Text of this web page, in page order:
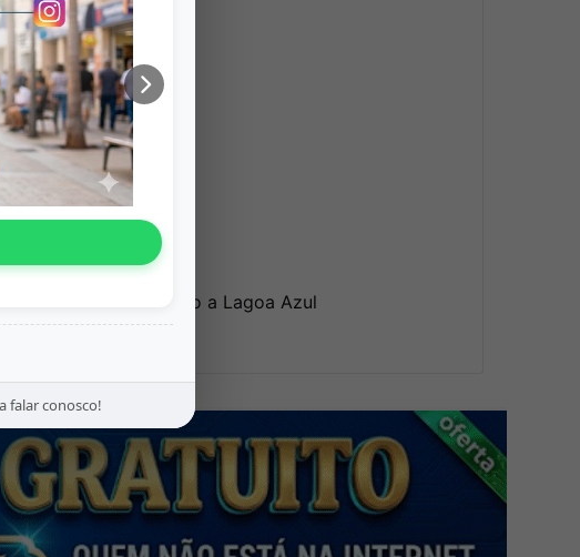
falar conosco!
sua vida!"
sucos ou drinks
dinheiro (o kit)
nº 115 – subindo a Lagoa Azul